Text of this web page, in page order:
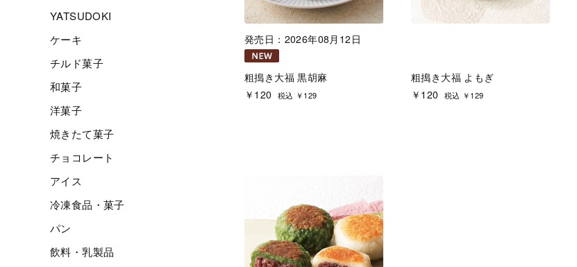
YATSUDOKI
ケーキ
チルド菓子
和菓子
洋菓子
焼きたて菓子
チョコレート
アイス
冷凍食品・菓子
パン
飲料・乳製品
発売日：2026年08月12日
粗搗き大福 黒胡麻
￥120
税込 ￥129
粗搗き大福 よもぎ
￥120
税込 ￥129